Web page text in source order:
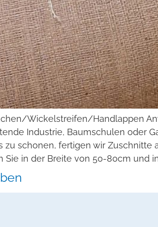
Wickelstreifen/Handlappen
Industrie, Baumschulen oder
zu schonen, fertigen wir
Sie in der Breite von 50-80cm und